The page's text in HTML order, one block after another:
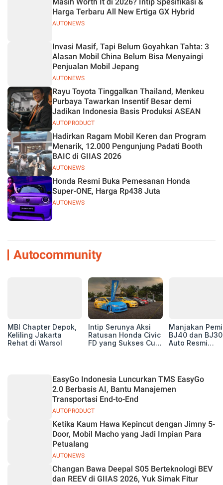
AUTONEWS
Harga Terbaru All New Ertiga GX Hybrid
AUTONEWS
Invasi Masif, Tapi Belum Goyahkan Tahta: 3
Alasan Mobil China Belum Bisa Menyaingi
Penjualan Mobil Jepang
AUTOPRODUCT
Rayu Toyota Tinggalkan Thailand, Menkeu
Purbaya Tawarkan Insentif Besar demi
Jadikan Indonesia Basis Produksi ASEAN
AUTONEWS
Hadirkan Ragam Mobil Keren dan Program
Menarik, 12.000 Pengunjung Padati Booth
BAIC di GIIAS 2026
AUTONEWS
Honda Resmi Buka Pemesanan Honda
Super-ONE, Harga Rp438 Juta
Autocommunity
MBI Chapter Depok,
Keliling Jakarta
Rehat di Warsol
Intip Serunya Aksi
Ratusan Honda Civic
FD yang Sukses Curi
Manjakan
BJ40 dan
Auto Resmi
AUTOPRODUCT
EasyGo Indonesia Luncurkan TMS EasyGo
2.0 Berbasis AI, Bantu Manajemen
Transportasi End-to-End
AUTONEWS
Ketika Kaum Hawa Kepincut dengan Jimny 5-
Door, Mobil Macho yang Jadi Impian Para
Petualang
Changan Bawa Deepal S05 Berteknologi BEV
dan REEV di GIIAS 2026, Yuk Simak Fitur